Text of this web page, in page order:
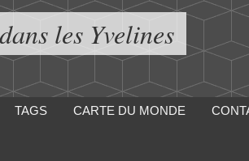
les Yvelines
TAGS CARTE DU MONDE